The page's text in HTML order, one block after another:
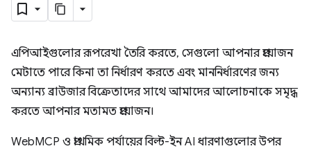
এপিআইগুলোর রূপরেখা তৈরি করতে, সেগুলো আপনার প্রয়োজন
মেটাতে পারে কিনা তা নির্ধারণ করতে এবং মাননির্ধারণের জন্য
অন্যান্য ব্রাউজার বিক্রেতাদের সাথে আমাদের আলোচনাকে সমৃদ্ধ
করতে আপনার মতামত প্রয়োজন।
WebMCP ও প্রাথমিক পর্যায়ের বিল্ট-ইন AI ধারণাগুলোর উপর